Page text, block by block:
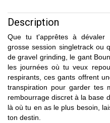
Description
Que tu t'apprêtes à dévaler
grosse session singletrack ou
de gravel grinding, le gant
les journées où tu veux
respirants, ces gants offrent
transpiration pour garder tes
rembourrage discret à la base
là où tu en as le plus besoin,
ton destin.